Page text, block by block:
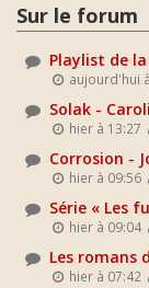
Sur le forum
Playlist de
aujourd'hui
Solak -
hier à 13:27
Corrosion -
hier à 09:56
Série « Les
hier à 09:04
Les romans
hier à 07:42